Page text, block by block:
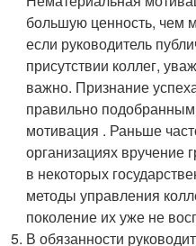
большую ценность, чем
если руководитель
присутствии коллег,
важно. Признание
правильно
мотивация . Раньше
организациях вручение
в некоторых
методы управления
поколение их уже не
В обязанности